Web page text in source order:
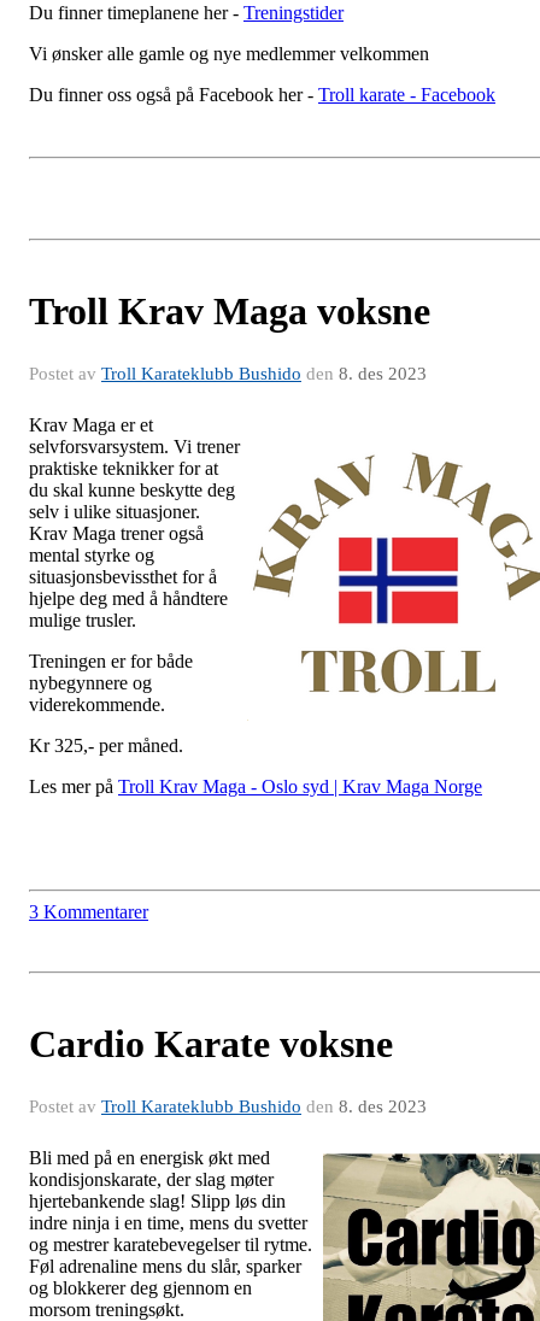
Du finner timeplanene her - Treningstider
Vi ønsker alle gamle og nye medlemmer velkommen
Du finner oss også på Facebook her - Troll karate - Facebook
Troll Krav Maga voksne
Postet av Troll Karateklubb Bushido den 8. des 2023
Krav Maga er et
selvforsvarsystem. Vi trener
praktiske teknikker for at
du skal kunne beskytte deg
selv i ulike situasjoner.
Krav Maga trener også
mental styrke og
situasjonsbevissthet for å
hjelpe deg med å håndtere
mulige trusler.
Treningen er for både
nybegynnere og
viderekommende.
Kr 325,- per måned.
Les mer på Troll Krav Maga - Oslo syd | Krav Maga Norge
3 Kommentarer
Cardio Karate voksne
Postet av Troll Karateklubb Bushido den 8. des 2023
Bli med på en energisk økt med
kondisjonskarate, der slag møter
hjertebankende slag! Slipp løs din
indre ninja i en time, mens du svetter
og mestrer karatebevegelser til rytme.
Føl adrenaline mens du slår, sparker
og blokkerer deg gjennom en
morsom treningsøkt.